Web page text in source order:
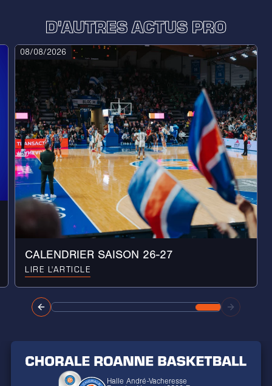
D'AUTRES ACTUS PRO
08/08/2026
CALENDRIER SAISON 26-27
LIRE L'ARTICLE
Halle André-Vacheresse